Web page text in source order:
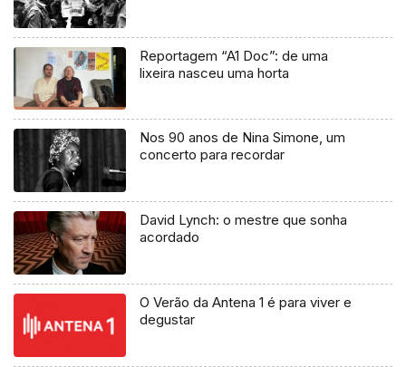
Reportagem “A1 Doc”: de uma
lixeira nasceu uma horta
Nos 90 anos de Nina Simone, um
concerto para recordar
David Lynch: o mestre que sonha
acordado
O Verão da Antena 1 é para viver e
degustar